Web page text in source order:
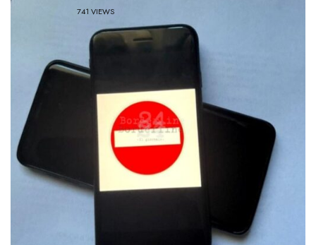
741 VIEWS